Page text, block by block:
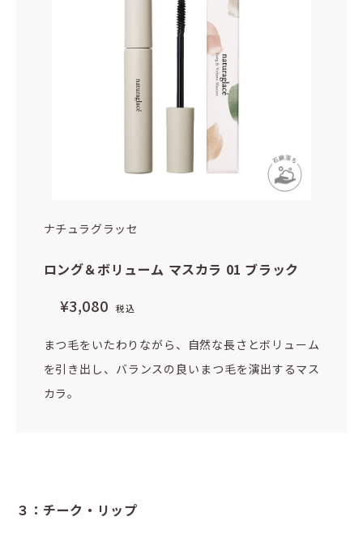
ナチュラグラッセ
ロング＆ボリューム マスカラ 01 ブラック
¥3,080 税込
まつ毛をいたわりながら、自然な長さとボリューム
を引き出し、バランスの良いまつ毛を演出するマス
カラ。
３：チーク・リップ